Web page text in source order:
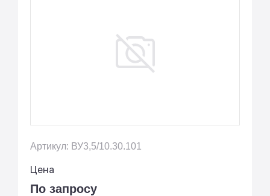
Артикул: ВУ3,5/10.30.101
Цена
По запросу